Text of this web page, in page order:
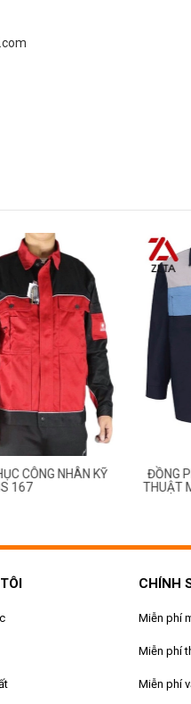
PHỤC CÔNG NHÂN KỸ
MS 166
CHÍNH
Miễn phí
Miễn phí
Miễn phí